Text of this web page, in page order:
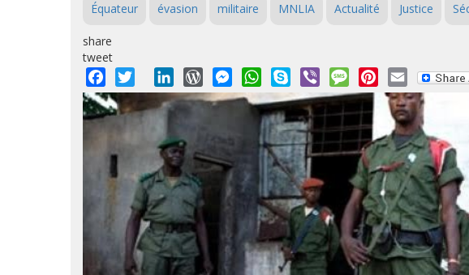
Équateur évasion militaire MNLIA Actualité Justice
share
tweet
Facebook
Twitter LinkedInWordPressMessengerWhatsApp
Skype Viber MessagePinterest
Email